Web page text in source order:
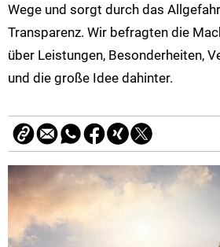
Wege und sorgt durch das
Transparenz. Wir befragten die
über Leistungen, Besonderheiten,
und die große Idee dahinter.